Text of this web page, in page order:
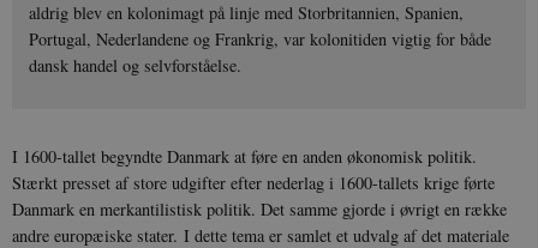
aldrig blev en kolonimagt på linje med Storbritannien, Spanien,
Portugal, Nederlandene og Frankrig, var kolonitiden vigtig for både
dansk handel og selvforståelse.
I 1600-tallet begyndte Danmark at føre en anden økonomisk politik.
Stærkt presset af store udgifter efter nederlag i 1600-tallets krige førte
Danmark en merkantilistisk politik. Det samme gjorde i øvrigt en række
andre europæiske stater. I dette tema er samlet et udvalg af det materiale